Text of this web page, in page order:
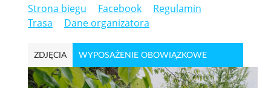
Strona biegu Facebook
Regulamin
Trasa
Dane organizatora
ZDJĘCIA WYPOSAŻENIE OBOWIĄZKOWE